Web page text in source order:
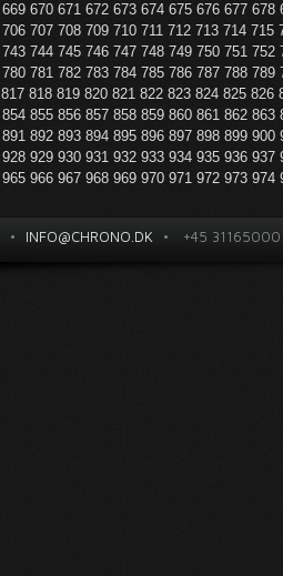
669 670 671 672 673 674 675 676 677 678
706 707 708 709 710 711 712 713 714 715
743 744 745 746 747 748 749 750 751 752
780 781 782 783 784 785 786 787 788 789
817 818 819 820 821 822 823 824 825 826
854 855 856 857 858 859 860 861 862 863
891 892 893 894 895 896 897 898 899 900
928 929 930 931 932 933 934 935 936 937
965 966 967 968 969 970 971 972 973 974
• INFO@CHRONO.DK • +45 31165000